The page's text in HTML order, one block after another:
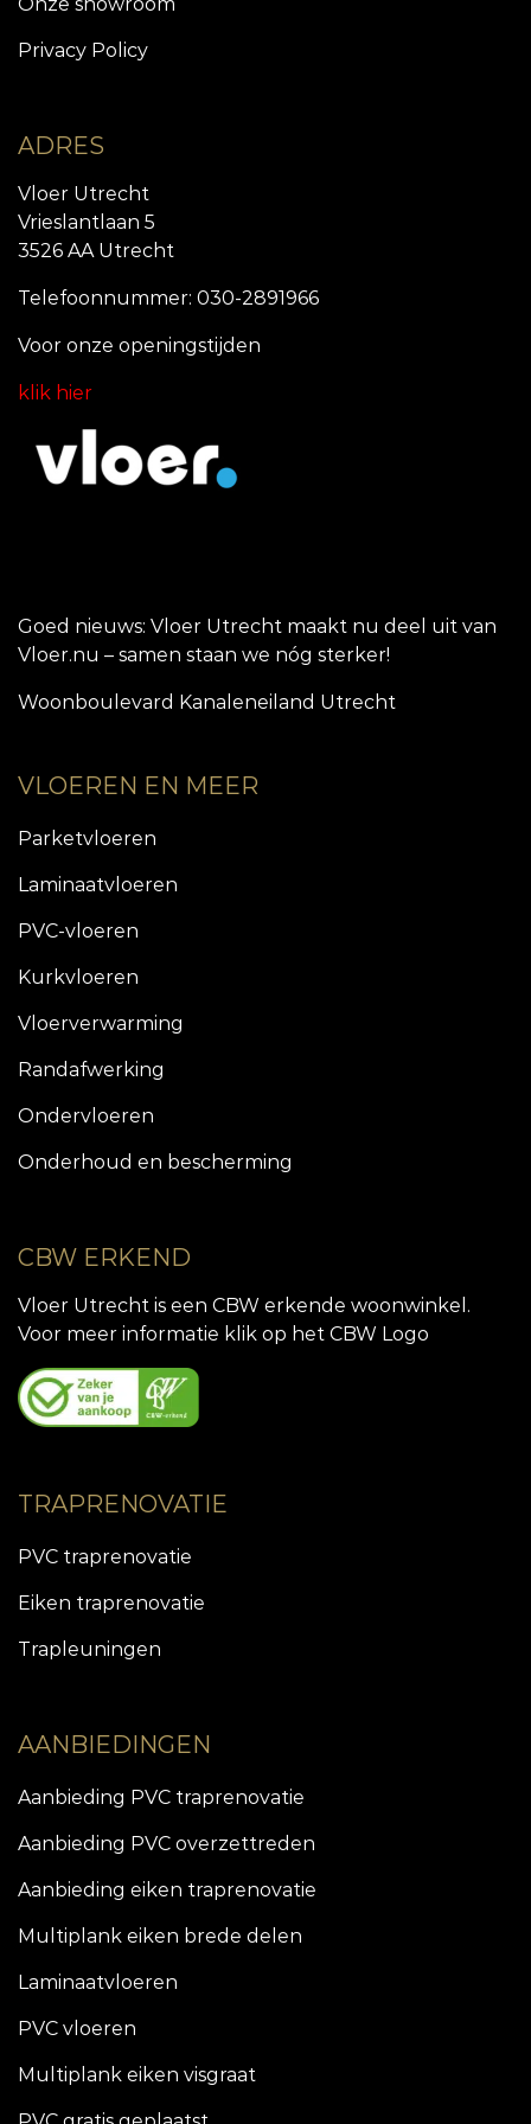
Privacy Policy
ADRES
Vloer Utrecht
Vrieslantlaan 5
3526 AA Utrecht
Telefoonnummer: 030-2891966
Voor onze openingstijden
klik hier
Goed nieuws: Vloer Utrecht maakt nu deel uit van
Vloer.nu – samen staan we nóg sterker!
Woonboulevard Kanaleneiland Utrecht
VLOEREN EN MEER
Parketvloeren
Laminaatvloeren
PVC-vloeren
Kurkvloeren
Vloerverwarming
Randafwerking
Ondervloeren
Onderhoud en bescherming
CBW ERKEND
Vloer Utrecht is een CBW erkende woonwinkel.
Voor meer informatie klik op het CBW Logo
TRAPRENOVATIE
PVC traprenovatie
Eiken traprenovatie
Trapleuningen
AANBIEDINGEN
Aanbieding PVC traprenovatie
Aanbieding PVC overzettreden
Aanbieding eiken traprenovatie
Multiplank eiken brede delen
Laminaatvloeren
PVC vloeren
Multiplank eiken visgraat